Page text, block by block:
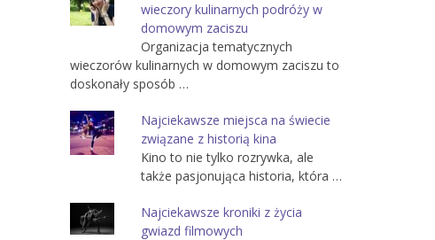
wieczory kulinarnych podróży w
domowym zaciszu
Organizacja tematycznych
wieczorów kulinarnych w domowym zaciszu to
doskonały sposób …
Najciekawsze miejsca na świecie
związane z historią kina
Kino to nie tylko rozrywka, ale
także pasjonująca historia, która …
Najciekawsze kroniki z życia
gwiazd filmowych